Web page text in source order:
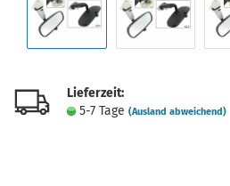
Lieferzeit:
5-7 Tage (Ausland abweichend)